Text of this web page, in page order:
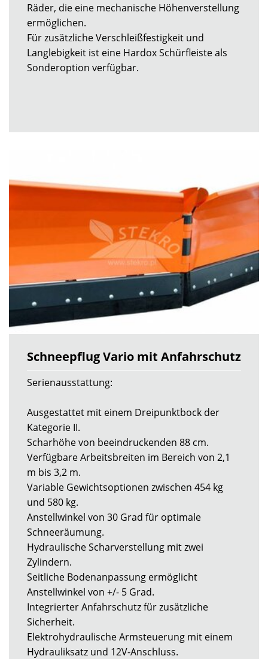
Räder, die eine mechanische Höhenverstellung
ermöglichen.
Für zusätzliche Verschleißfestigkeit und
Langlebigkeit ist eine Hardox Schürfleiste als
Sonderoption verfügbar.
Schneepflug Vario mit Anfahrschutz
Serienausstattung:
Ausgestattet mit einem Dreipunktbock der
Kategorie II.
Scharhöhe von beeindruckenden 88 cm.
Verfügbare Arbeitsbreiten im Bereich von 2,1
m bis 3,2 m.
Variable Gewichtsoptionen zwischen 454 kg
und 580 kg.
Anstellwinkel von 30 Grad für optimale
Schneeräumung.
Hydraulische Scharverstellung mit zwei
Zylindern.
Seitliche Bodenanpassung ermöglicht
Anstellwinkel von +/- 5 Grad.
Integrierter Anfahrschutz für zusätzliche
Sicherheit.
Elektrohydraulische Armsteuerung mit einem
Hydrauliksatz und 12V-Anschluss.